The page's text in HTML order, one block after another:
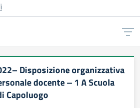
Disposizione organizzativa
docente – 1 A Scuola
Capoluogo